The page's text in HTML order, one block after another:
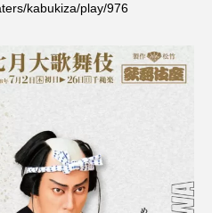
kabukiza/play/976